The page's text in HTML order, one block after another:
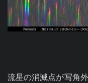
流星の消滅点が写角